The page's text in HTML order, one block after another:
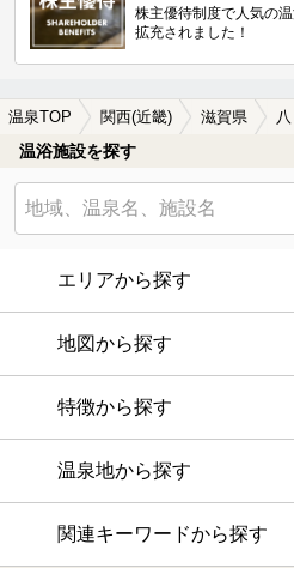
株主優待制度で人気の
拡充されました！
温泉TOP 関西(近畿) 滋賀県
温浴施設を探す
エリアから探す
地図から探す
特徴から探す
温泉地から探す
関連キーワードから探す